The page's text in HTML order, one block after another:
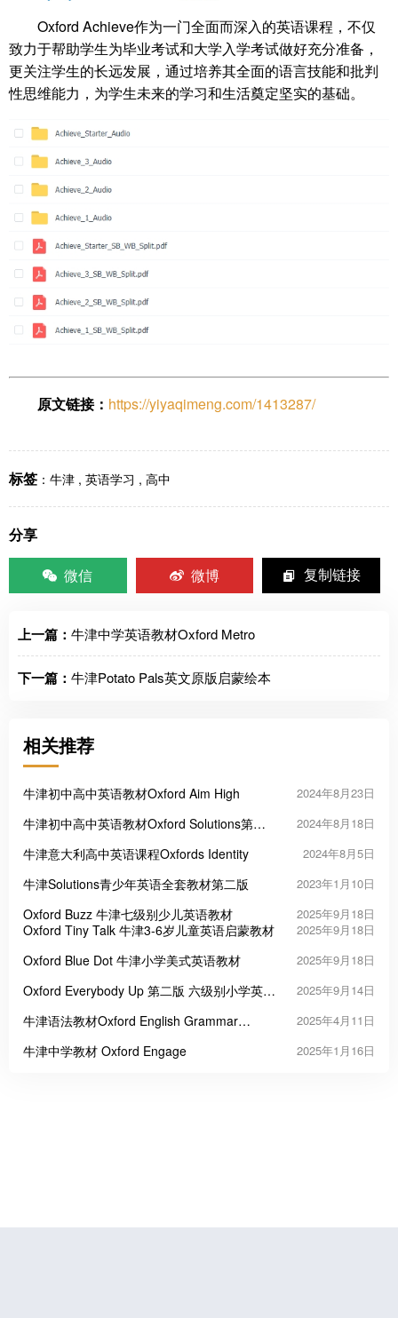
Oxford Achieve作为一门全面而深入的英语课程，不仅
致力于帮助学生为毕业考试和大学入学考试做好充分准备，
更关注学生的长远发展，通过培养其全面的语言技能和批判
性思维能力，为学生未来的学习和生活奠定坚实的基础。
原文链接： https://yiyaqimeng.com/1413287/
标签 ： 牛津 , 英语学习 , 高中
分享
微信
微博 复制链接
上一篇： 牛津中学英语教材Oxford Metro
下一篇： 牛津Potato Pals英文原版启蒙绘本
相关推荐
牛津初中高中英语教材Oxford Aim High 2024年8月23日
牛津初中高中英语教材Oxford Solutions第三
2024年8月18日
牛津意大利高中英语课程Oxfords Identity 2024年8月5日
牛津Solutions青少年英语全套教材第二版 2023年1月10日
Oxford Buzz 牛津七级别少儿英语教材 2025年9月18日
Oxford Tiny Talk 牛津3-6岁儿童英语启蒙教材 2025年9月18日
Oxford Blue Dot 牛津小学美式英语教材 2025年9月18日
Oxford Everybody Up 第二版 六级别小学英语
2025年9月14日
牛津语法教材Oxford English Grammar
2025年4月11日
牛津中学教材 Oxford Engage 2025年1月16日